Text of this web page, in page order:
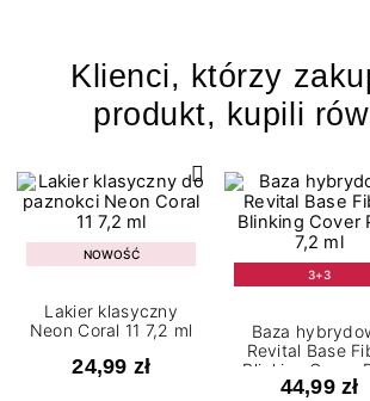
Klienci, którzy
produkt, kupili
NOWOŚĆ
Lakier klasyczny
Neon Coral 11 7,2 ml
24,99 zł
3+3
Baza
Revital Base
Blinking Cover
7,2 ml
44,99 zł